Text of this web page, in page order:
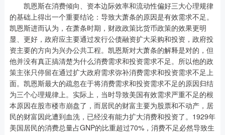
凯恩斯在消费倾向、资本边际效率和流动性偏好三大心理规律
的基础上得出一个重要结论：导致大萧条的原因是有效需求不足。
凯恩斯进而认为，在萧条时期，财政政策比货币政策的效果更明
显、更好，政府应主要通过发行公债融资扩大采购和投资，政府投
资主要的方向为兴办公共工程。凯恩斯对大萧条的解释是对的，但
他并没有真正搞清楚为什么消费需求和投资需求不足。所以他的政
策主张只停留在通过扩大政府需求弥补消费需求和投资需求不足上
面。凯恩斯最大的疏忽在于将消费需求和投资需求不足的原因归结
为三个心理规律上。实际上，当时导致美国有效需求严重不足的根
本原因在股市楼市崩盘了，而居民的财富主要为股票和不动产，居
民的财富因此遭到血洗，已经没有能力扩大消费和投资了。1929年
美国居民的消费总量占GNP的比重超过70%，消费不足必然导致生